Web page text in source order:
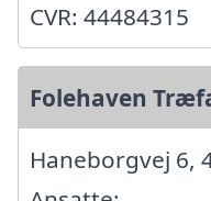
CVR: 44484315
Folehaven
Haneborgvej 6,